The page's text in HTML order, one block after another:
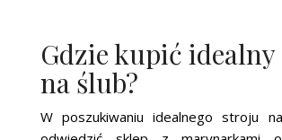
Gdzie kupić
na ślub?
W poszukiwaniu idealnego stroju